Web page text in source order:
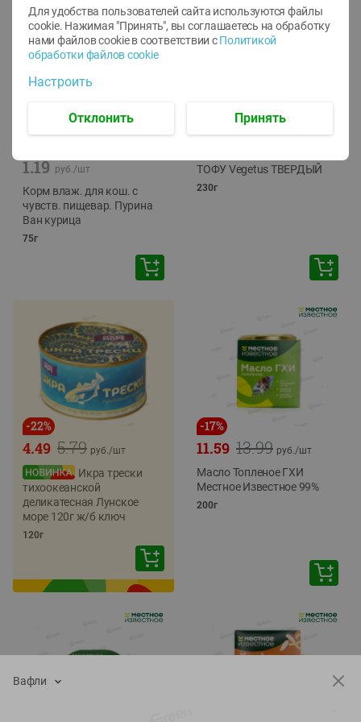
1.19 руб./шт
Корм влаж. для кош. с
чувств. пищевар. Пурина
Ван курица
75г
ТОФУ Vegetus ТВЕРДЫЙ
230г
-22%
5.79
4.49 руб./шт
Икра трески
тихоокеанской
деликатесная Лунское
море 120г ж/б ключ
120г
-17%
13.99
11.59 руб./шт
Масло Топленое ГХИ
Местное Известное 99%
200г
Вафли
Для удобства пользователей сайта используются файлы
cookie. Нажимая "Принять", вы соглашаетесь на обработку
нами файлов cookie в соответствии с Политикой
обработки файлов cookie
Настроить
Отклонить Принять